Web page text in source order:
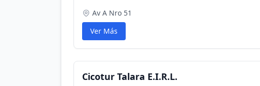
Av A Nro 51
Ver Más
Cicotur Talara E.I.R.L.